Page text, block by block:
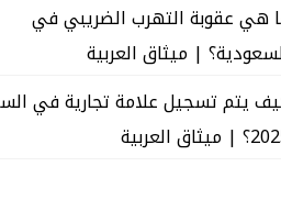
هي عقوبة التهرب الضريبي في
| ميثاق العربية
يتم تسجيل علامة تجارية في
العربية